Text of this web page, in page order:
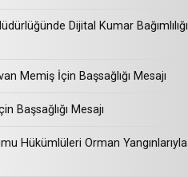
Dijital Kumar Bağımlılığı
Memiş İçin Başsağlığı Mesajı
Başsağlığı Mesajı
Hükümlüleri Orman Yangınlarıyla